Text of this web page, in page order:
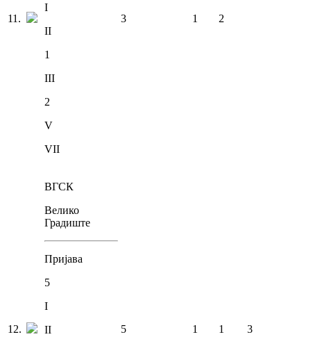
11 .
I
II
1
III
2
V
VII
3 1 2
12.
ВГСК
Велико
Градиште
Пријава
5
I
II
5 1 1 3